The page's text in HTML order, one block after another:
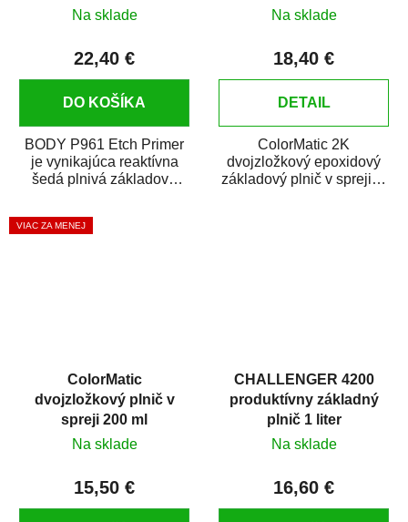
Na sklade
22,40 €
DO KOŠÍKA
BODY P961 Etch Primer
je vynikajúca reaktívna
šedá plnivá základová
základová farba na...
plnič v spreji 200 ml
Na sklade
18,40 €
DETAIL
ColorMatic 2K
dvojzložkový epoxidový
základový plnič v spreji je
VIAC ZA MENEJ
ColorMatic
dvojzložkový plnič v
spreji 200 ml
Na sklade
15,50 €
CHALLENGER 4200
produktívny základný
plnič 1 liter
Na sklade
16,60 €